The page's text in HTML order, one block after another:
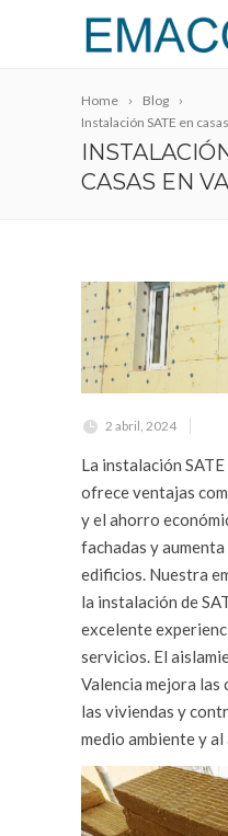
Home
Blog
Instalación SATE en
CASAS EN
2 abril, 2024
La instalación
ofrece ventajas
y el ahorro
fachadas y
edificios. Nuestra
la instalación de
excelente
servicios. El
Valencia mejora
las viviendas y
medio ambiente y